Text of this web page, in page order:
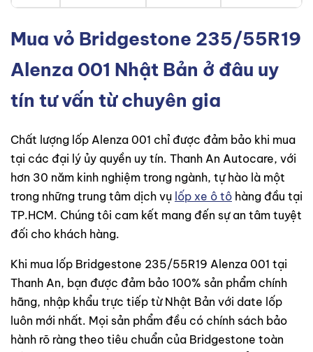
Mua vỏ Bridgestone 235/55R19
Alenza 001 Nhật Bản ở đâu uy
tín tư vấn từ chuyên gia
Chất lượng lốp Alenza 001 chỉ được đảm bảo khi mua
tại các đại lý ủy quyền uy tín. Thanh An Autocare, với
hơn 30 năm kinh nghiệm trong ngành, tự hào là một
trong những trung tâm dịch vụ lốp xe ô tô hàng đầu tại
TP.HCM. Chúng tôi cam kết mang đến sự an tâm tuyệt
đối cho khách hàng.
Khi mua lốp Bridgestone 235/55R19 Alenza 001 tại
Thanh An, bạn được đảm bảo 100% sản phẩm chính
hãng, nhập khẩu trực tiếp từ Nhật Bản với date lốp
luôn mới nhất. Mọi sản phẩm đều có chính sách bảo
hành rõ ràng theo tiêu chuẩn của Bridgestone toàn